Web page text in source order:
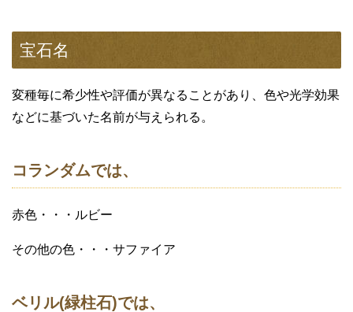
宝石名
変種毎に希少性や評価が異なることがあり、色や光学効果
などに基づいた名前が与えられる。
コランダムでは、
赤色・・・ルビー
その他の色・・・サファイア
ベリル(緑柱石)では、